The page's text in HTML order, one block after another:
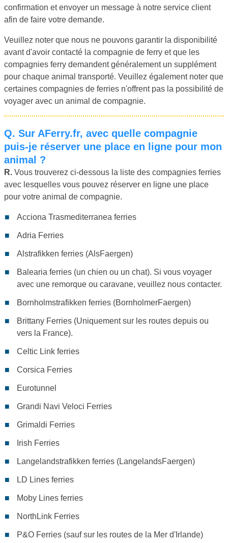
confirmation et envoyer un message à notre service client
afin de faire votre demande.
Veuillez noter que nous ne pouvons garantir la disponibilité
avant d'avoir contacté la compagnie de ferry et que les
compagnies ferry demandent généralement un supplément
pour chaque animal transporté. Veuillez également noter que
certaines compagnies de ferries n'offrent pas la possibilité de
voyager avec un animal de compagnie.
Q. Sur AFerry.fr, avec quelle compagnie
puis-je réserver une place en ligne pour mon
animal ?
R. Vous trouverez ci-dessous la liste des compagnies ferries
avec lesquelles vous pouvez réserver en ligne une place
pour votre animal de compagnie.
Acciona Trasmediterranea ferries
Adria Ferries
Alstrafikken ferries (AlsFaergen)
Balearia ferries (un chien ou un chat). Si vous voyager
avec une remorque ou caravane, veuillez nous contacter.
Bornholmstrafikken ferries (BornholmerFaergen)
Brittany Ferries (Uniquement sur les routes depuis ou
vers la France).
Celtic Link ferries
Corsica Ferries
Eurotunnel
Grandi Navi Veloci Ferries
Grimaldi Ferries
Irish Ferries
Langelandstrafikken ferries (LangelandsFaergen)
LD Lines ferries
Moby Lines ferries
NorthLink Ferries
P&O Ferries (sauf sur les routes de la Mer d'Irlande)